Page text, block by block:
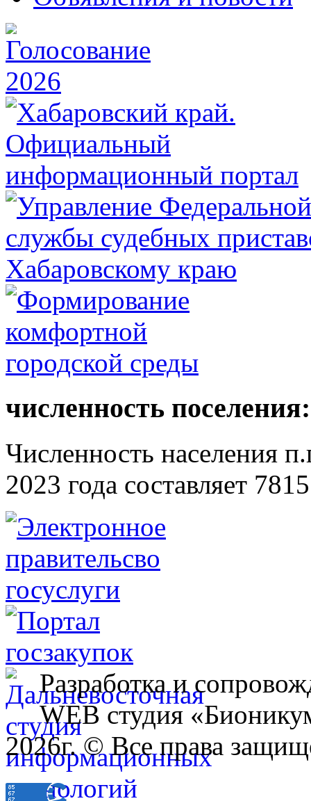
численность поселения:
Численность населения
2023 года составляет
Разработка и
WEB студия
2026г. © Все права